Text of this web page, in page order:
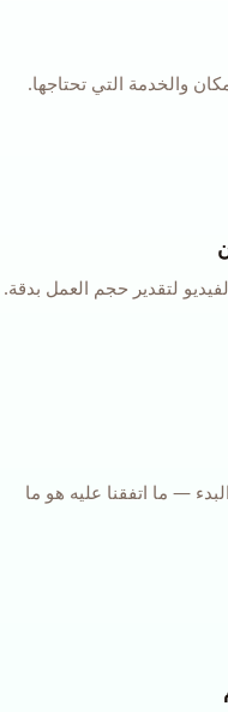
والخدمة التي تحتاجها.
لتقدير حجم العمل بدقة.
— ما اتفقنا عليه هو ما